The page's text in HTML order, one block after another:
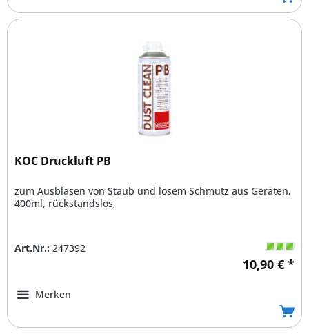
KOC Druckluft PB
zum Ausblasen von Staub und losem Schmutz aus Geräten,
400ml, rückstandslos,
Art.Nr.: 247392
10,90 € *
Merken